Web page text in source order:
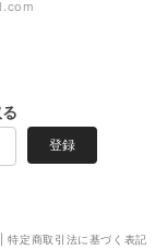
登録
|特定商取引法に基づく表記